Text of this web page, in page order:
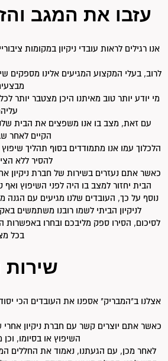
עזבו את המגב
אנו רגילים לראות עובדי ניקיון במקומות
לרוב, בעלי המקצוע המגיעים אלינו מספקים
מי יודע יותר טוב מאיתנו היכן מצטבר יותר
עם זאת, מצב בו אנו משפצים את הבית
הקיים לאחר
הלכלוך עמו אנו מתמודדים בסוף תהליך
להסיר ללא
כאשר אתם נעזרים בשירות של חברת ניקיון
הבית יחזור למצב בו היה לפני השיפוץ
נוסף על כך, העובדים שלנו מגיעים עם הגנה
לניקיון הביתי לשמו רובנו משתמשים
לסיכום, הסירו ספק מליבכם ובחרו באפשרות
בכל
שירות
אצלנו ב"המבריק" אספנו את העובדים הכי
כאשר אתם יוצרים קשר עם חברת ניקיון
השיפוץ או בסיומו,
לאחר מכן, עם הגעתנו, נאמוד את החללים